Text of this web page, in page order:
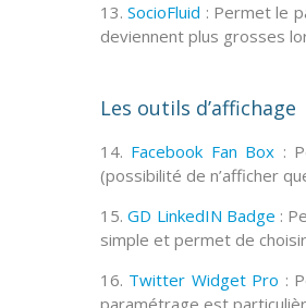
13. SocioFluid : Permet le
deviennent plus grosses
Les outils d’affichage
14. Facebook Fan Box :
(possibilité de n’afficher
15. GD LinkedIN Badge :
simple et permet de
16. Twitter Widget Pro :